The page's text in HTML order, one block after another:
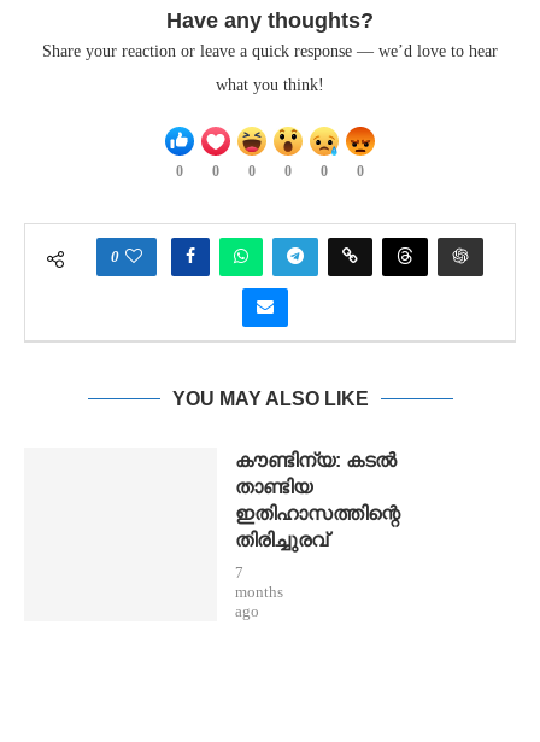
Have any thoughts?
Share your reaction or leave a quick response — we’d love to hear
what you think!
0 0 0 0 0 0
0
YOU MAY ALSO LIKE
കൗണ്ടിന്യ: കടൽ
താണ്ടിയ
ഇതിഹാസത്തിന്റെ
തിരിച്ചുരവ്
7
months
ago